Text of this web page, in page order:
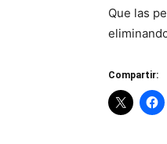
Que las
Compartir: